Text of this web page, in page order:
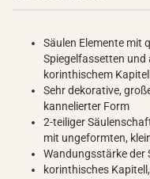
Säulen Elemente mit
Spiegelfassetten und
korinthischem Kapitell
Sehr dekorative,
kannelierter Form
2-teiliger
mit ungeformten,
Wandungsstärke der
korinthisches